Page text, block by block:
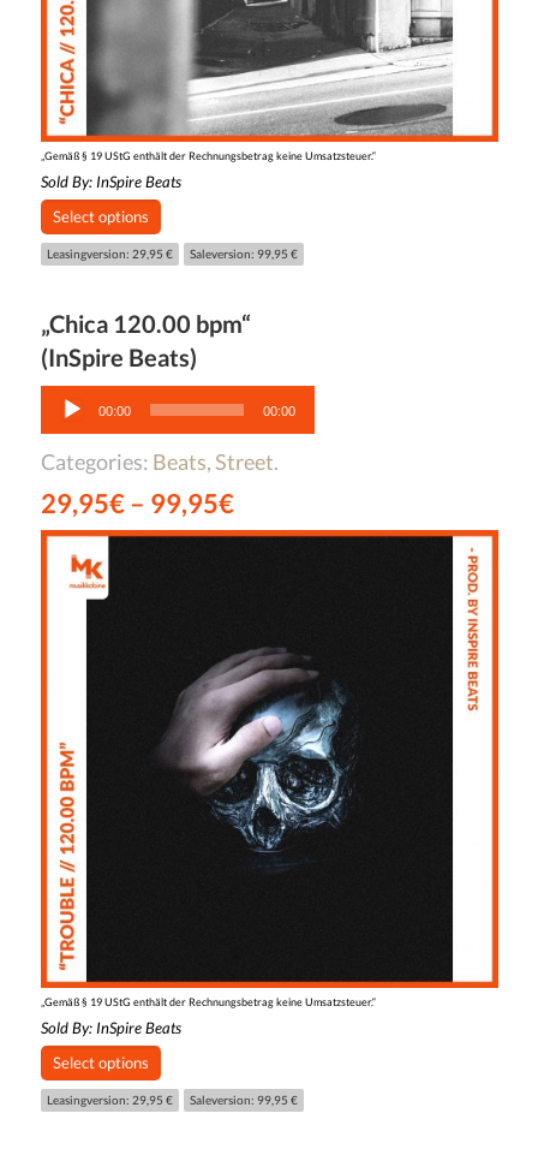
„Gemäß § 19 UStG enthält der Rechnungsbetrag keine Umsatzsteuer.“
Sold By: InSpire Beats
Select options
Leasingversion: 29,95 € Saleversion: 99,95 €
„Chica 120.00 bpm“
(InSpire Beats)
Audio-
Player
00:00 00:00
Categories: Beats,Street.
29,95€– 99,95€
„Gemäß § 19 UStG enthält der Rechnungsbetrag keine Umsatzsteuer.“
Sold By: InSpire Beats
Select options
Leasingversion: 29,95 € Saleversion: 99,95 €